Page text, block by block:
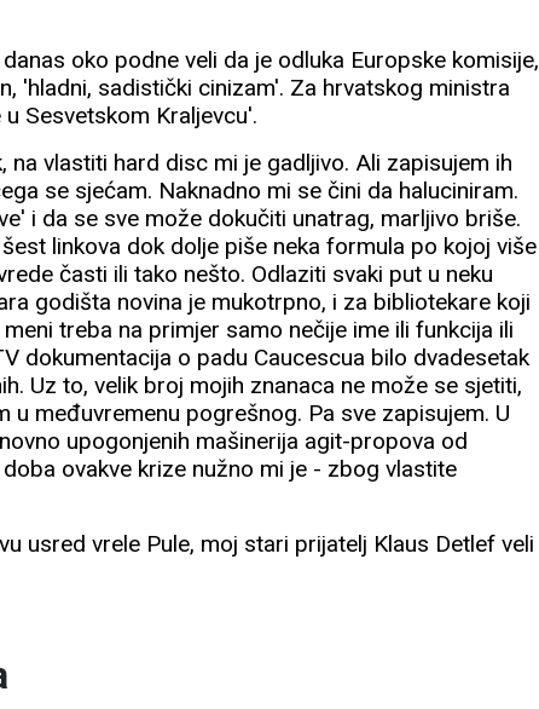
oko podne veli da je odluka Europske komisije,
'hladni, sadistički cinizam'. Za hrvatskog ministra
Sesvetskom Kraljevcu'.
na vlastiti hard disc mi je gadljivo. Ali zapisujem ih
se sjećam. Naknadno mi se čini da haluciniram.
i da se sve može dokučiti unatrag, marljivo briše.
linkova dok dolje piše neka formula po kojoj više
časti ili tako nešto. Odlaziti svaki put u neku
godišta novina je mukotrpno, i za bibliotekare koji
treba na primjer samo nečije ime ili funkcija ili
dokumentacija o padu Caucescua bilo dvadesetak
Uz to, velik broj mojih znanaca ne može se sjetiti,
u međuvremenu pogrešnog. Pa sve zapisujem. U
upogonjenih mašinerija agit-propova od
ovakve krize nužno mi je - zbog vlastite
usred vrele Pule, moj stari prijatelj Klaus Detlef veli